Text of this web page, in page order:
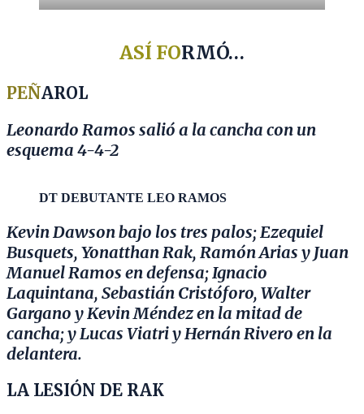
ASÍ FORMÓ…
PEÑAROL
Leonardo Ramos salió a la cancha con un
esquema 4-4-2
DT DEBUTANTE LEO RAMOS
Kevin Dawson bajo los tres palos; Ezequiel
Busquets, Yonatthan Rak, Ramón Arias y Juan
Manuel Ramos en defensa; Ignacio
Laquintana, Sebastián Cristóforo, Walter
Gargano y Kevin Méndez en la mitad de
cancha; y Lucas Viatri y Hernán Rivero en la
delantera.
LA LESIÓN DE RAK